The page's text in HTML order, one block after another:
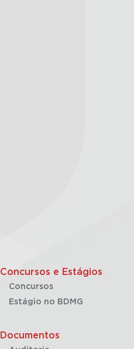
Concursos e Estágios
Concursos
Estágio no BDMG
Documentos